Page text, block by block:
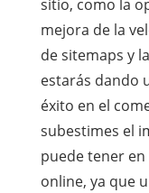
sitio, como la
mejora de la
de sitemaps y
estarás dando
éxito en el
subestimes el
puede tener
online, ya que